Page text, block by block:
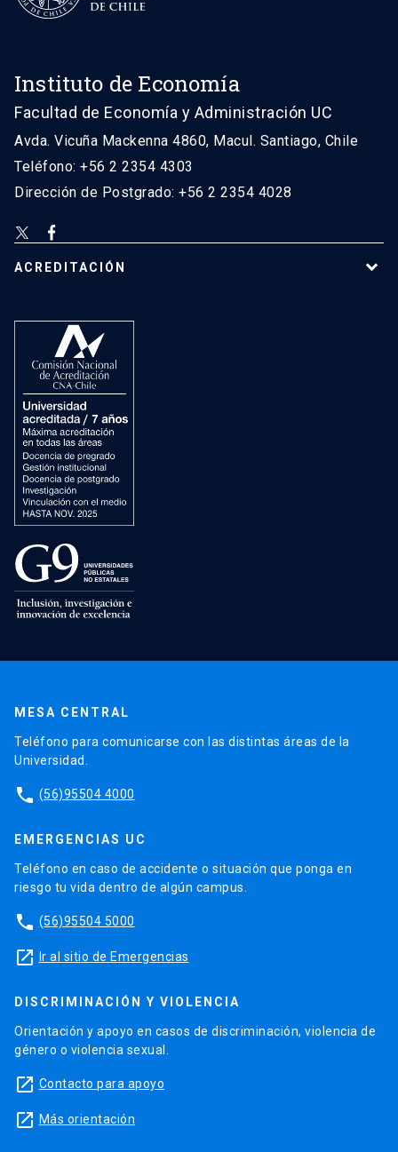
Instituto de Economía
Facultad de Economía y Administración UC
Avda. Vicuña Mackenna 4860, Macul. Santiago, Chile
Teléfono: +56 2 2354 4303
Dirección de Postgrado: +56 2 2354 4028
ACREDITACIÓN
MESA CENTRAL
Teléfono para comunicarse con las distintas áreas de la
Universidad.
phone (56)95504 4000
EMERGENCIAS UC
Teléfono en caso de accidente o situación que ponga en
riesgo tu vida dentro de algún campus.
phone (56)95504 5000
launch Ir al sitio de Emergencias
DISCRIMINACIÓN Y VIOLENCIA
Orientación y apoyo en casos de discriminación, violencia de
género o violencia sexual.
launch Contacto para apoyo
launch Más orientación